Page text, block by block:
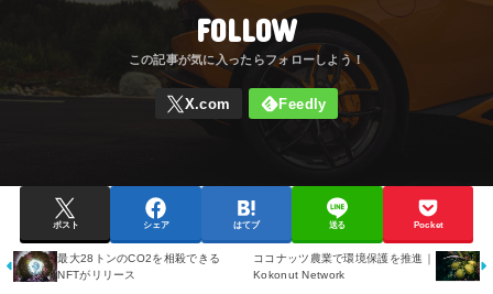
FOLLOW
ポスト シェア はてブ 送る Pocket
最大28トンのCO2を相殺できる
NFTがリリース
ココナッツ農業で環境保護を推進｜
Kokonut Network